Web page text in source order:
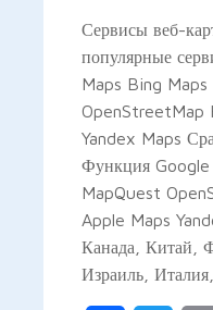
Сервисы веб-
популярные
Maps Bing
OpenStreetMap
Yandex Maps
Функция
MapQuest
Apple Maps
Канада, Китай,
Израиль,